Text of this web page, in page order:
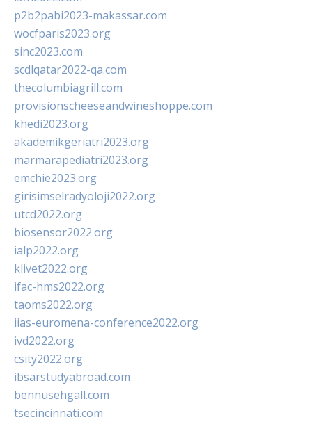
p2b2pabi2023-makassar.com
wocfparis2023.org
sinc2023.com
scdlqatar2022-qa.com
thecolumbiagrill.com
provisionscheeseandwineshoppe.com
khedi2023.org
akademikgeriatri2023.org
marmarapediatri2023.org
emchie2023.org
girisimselradyoloji2022.org
utcd2022.org
biosensor2022.org
ialp2022.org
klivet2022.org
ifac-hms2022.org
taoms2022.org
iias-euromena-conference2022.org
ivd2022.org
csity2022.org
ibsarstudyabroad.com
bennusehgall.com
tsecincinnati.com